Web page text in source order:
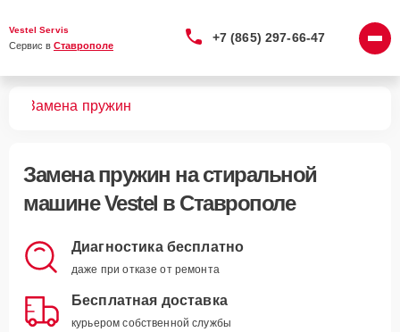
Vestel Servis
Сервис в Ставрополе
+7 (865) 297-66-47
Замена пружин
Замена пружин на стиральной
машине Vestel в Ставрополе
Диагностика бесплатно
даже при отказе от ремонта
Бесплатная доставка
курьером собственной службы